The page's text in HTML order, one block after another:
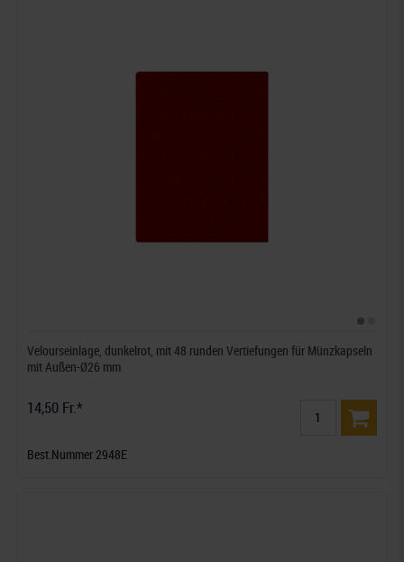
Velourseinlage, dunkelrot, mit 48 runden Vertiefungen für Münzkapseln
mit Außen-Ø26 mm
14,50 Fr.*
Best.Nummer 2948E